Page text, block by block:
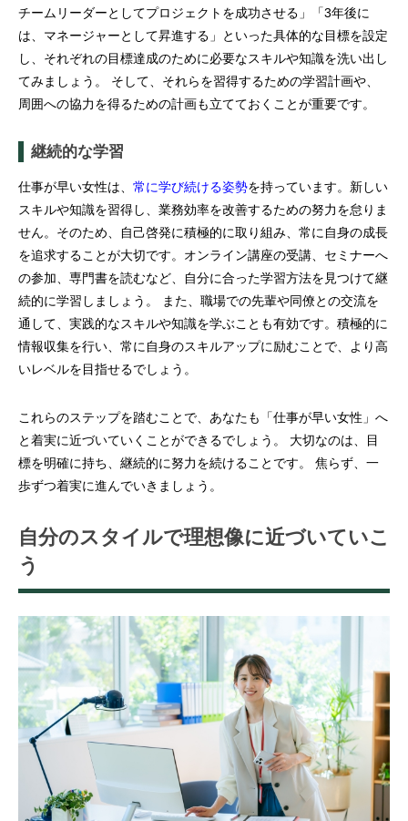
チームリーダーとしてプロジェクトを成功させる」「3年後に
は、マネージャーとして昇進する」といった具体的な目標を設定
し、それぞれの目標達成のために必要なスキルや知識を洗い出し
てみましょう。 そして、それらを習得するための学習計画や、
周囲への協力を得るための計画も立てておくことが重要です。
継続的な学習
仕事が早い女性は、 常に学び続ける姿勢を持っています。新しい
スキルや知識を習得し、業務効率を改善するための努力を怠りま
せん。そのため、自己啓発に積極的に取り組み、常に自身の成長
を追求することが大切です。オンライン講座の受講、セミナーへ
の参加、専門書を読むなど、自分に合った学習方法を見つけて継
続的に学習しましょう。 また、職場での先輩や同僚との交流を
通して、実践的なスキルや知識を学ぶことも有効です。積極的に
情報収集を行い、常に自身のスキルアップに励むことで、より高
いレベルを目指せるでしょう。
これらのステップを踏むことで、あなたも「仕事が早い女性」へ
と着実に近づいていくことができるでしょう。 大切なのは、目
標を明確に持ち、継続的に努力を続けることです。 焦らず、一
歩ずつ着実に進んでいきましょう。
自分のスタイルで理想像に近づいていこ
う